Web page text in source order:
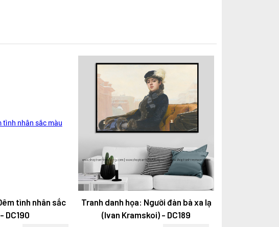
tình nhân sắc
DC190
Tranh danh họa: Người đàn bà xa lạ
(Ivan Kramskoi) - DC189